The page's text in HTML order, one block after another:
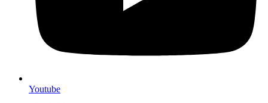
Youtube